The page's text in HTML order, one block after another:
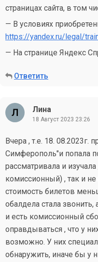
страницах сайта, в том
— В условиях
https://yandex.ru/legal/
— На странице Яндекс
Ответить
Лина
18 Август 2023 23:26
Вчера , т.е. 18. 08.2023г.
Симферополь"и попала
рассматривала и
комиссионный) , так и не
стоимость билетов
обалдела стала
и есть комиссионный
оправдываться , что у
возможно. У них
обнаружить, иначе бы у